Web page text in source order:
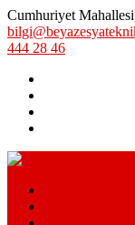
Cumhuriyet
444 28 46